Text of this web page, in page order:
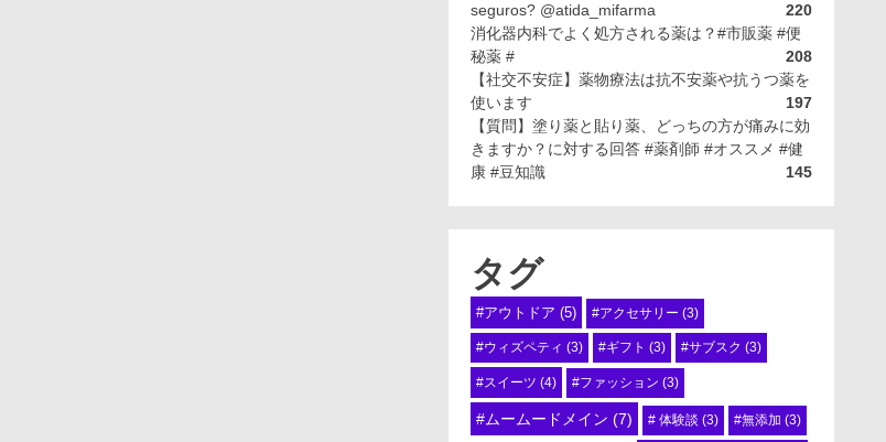
seguros? @atida_mifarma
220
消化器内科でよく処方される薬は？#市販薬 #便
秘薬 #
208
【社交不安症】薬物療法は抗不安薬や抗うつ薬を
使います
197
【質問】塗り薬と貼り薬、どっちの方が痛みに効
きますか？に対する回答 #薬剤師 #オススメ #健
康 #豆知識
145
タグ
#アウトドア (5) #アクセサリー (3)
#ウィズペティ (3) #ギフト (3) #サブスク (3)
#スイーツ (4) #ファッション (3)
#ムームードメイン (7) # 体験談 (3) #無添加 (3)